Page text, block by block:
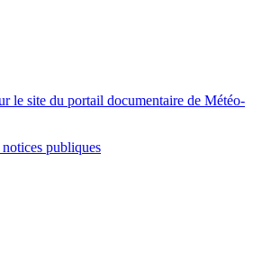
le site du portail documentaire de Météo-
publiques